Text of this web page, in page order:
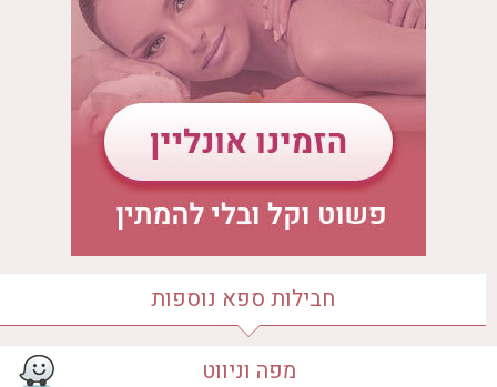
יום שלישי
09:00 - 21:30
09:00 - 21:30
09:00 - 14:00
09:00 - 16:00
חבילות ספא נוספות
מפה וניווט